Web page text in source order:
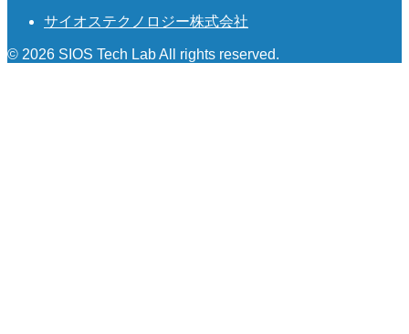
サイオステクノロジー株式会社
© 2026 SIOS Tech Lab All rights reserved.